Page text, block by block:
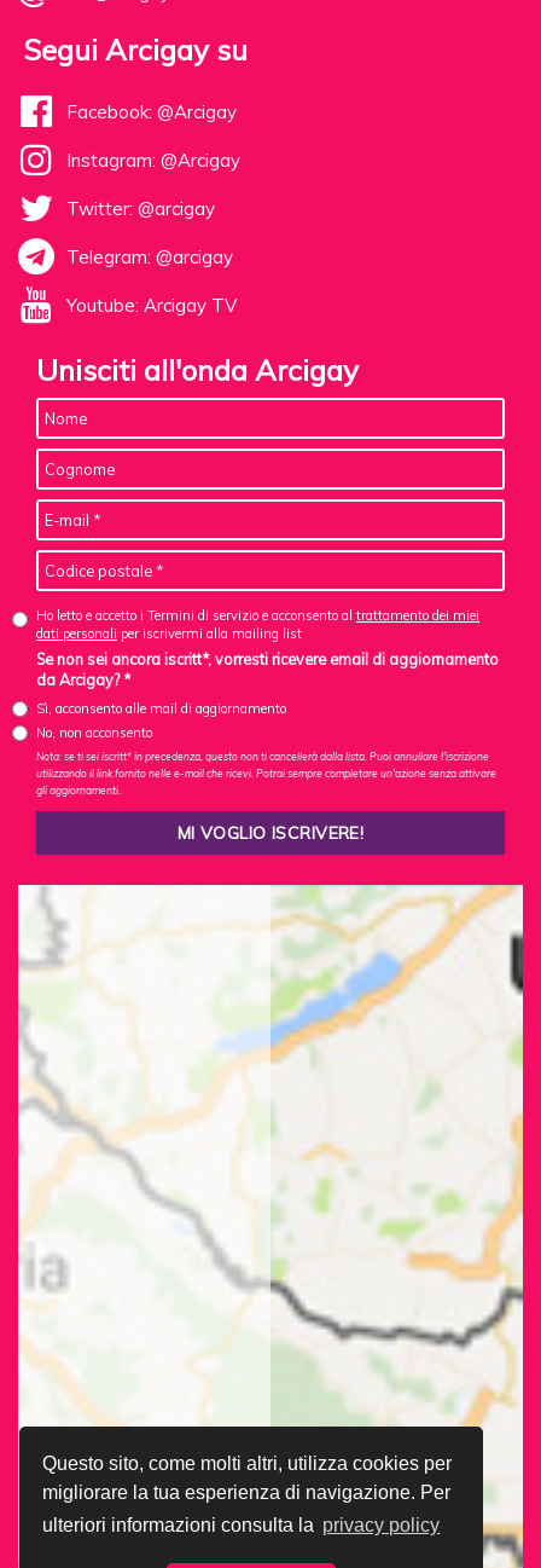
Questo sito, come molti altri, utilizza cookies per
migliorare la tua esperienza di navigazione. Per
ulteriori informazioni consulta la privacy policy
Segui Arcigay su
Facebook: @Arcigay
Instagram: @Arcigay
Twitter: @arcigay
Telegram: @arcigay
Youtube: Arcigay TV
Unisciti all'onda Arcigay
Ho letto e accetto i Termini di servizio e acconsento al trattamento dei miei
dati personali per iscrivermi alla mailing list
Se non sei ancora iscritt*, vorresti ricevere email di aggiornamento
da Arcigay? *
Sì, acconsento alle mail di aggiornamento
No, non acconsento
Nota: se ti sei iscritt* in precedenza, questo non ti cancellerà dalla lista. Puoi annullare l'iscrizione
utilizzando il link fornito nelle e-mail che ricevi. Potrai sempre completare un'azione senza attivare
gli aggiornamenti.